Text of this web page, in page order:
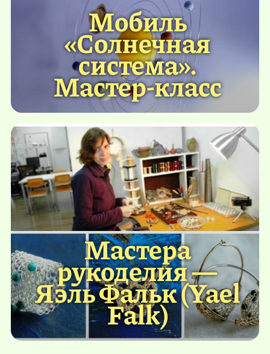
Мобиль
«Cолнечная
система».
Мастер-класс
Мастера
рукоделия —
Яэль Фальк (Yael
Falk)